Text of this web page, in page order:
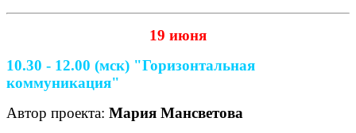
19 июня
10.30 - 12.00 (мск) "Горизонтальная
коммуникация"
Автор проекта: Мария Мансветова